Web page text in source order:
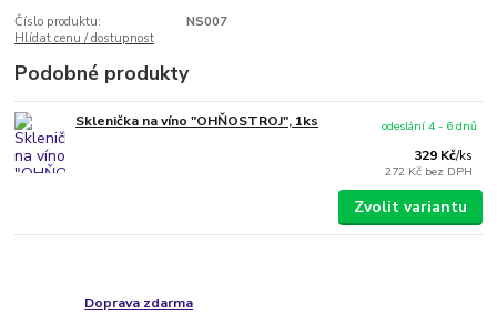
Číslo produktu:
NS007
Hlídat cenu / dostupnost
Podobné produkty
Sklenička na víno "OHŇOSTROJ", 1ks
329 Kč/ks
272 Kč bez DPH
odeslání 4 - 6 dnů
Zvolit variantu
Doprava zdarma